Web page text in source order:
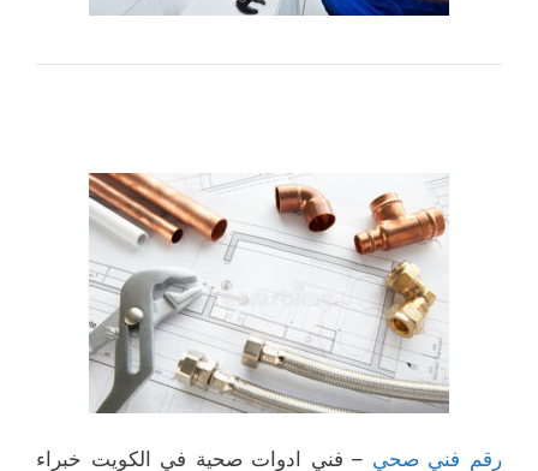
رقم فني صحي – فني ادوات صحية في الكويت خبراء